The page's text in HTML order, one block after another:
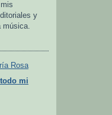
y
música.
Rosa
mi